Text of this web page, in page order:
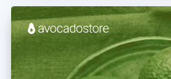
Espanha
EspañolEnglish
Estados Unidos
简体中文
Estônia
English